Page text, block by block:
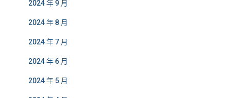
2024 年 9 月
2024 年 8 月
2024 年 7 月
2024 年 6 月
2024 年 5 月